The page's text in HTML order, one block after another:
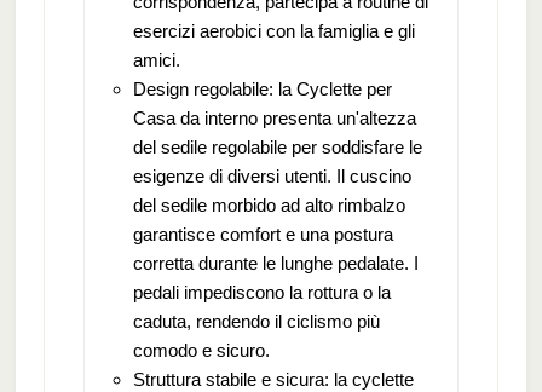
esercizi aerobici con la famiglia e gli
amici.
Design regolabile: la Cyclette per
Casa da interno presenta un'altezza
del sedile regolabile per soddisfare le
esigenze di diversi utenti. Il cuscino
del sedile morbido ad alto rimbalzo
garantisce comfort e una postura
corretta durante le lunghe pedalate. I
pedali impediscono la rottura o la
caduta, rendendo il ciclismo più
comodo e sicuro.
Struttura stabile e sicura: la cyclette